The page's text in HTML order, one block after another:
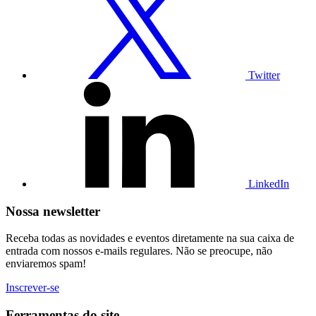
Twitter
LinkedIn
Nossa newsletter
Receba todas as novidades e eventos diretamente na sua caixa de
entrada com nossos e-mails regulares. Não se preocupe, não
enviaremos spam!
Inscrever-se